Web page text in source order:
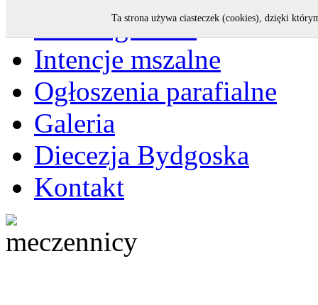
Strona główna
Intencje mszalne
Ogłoszenia parafialne
Galeria
Diecezja Bydgoska
Kontakt
Ta strona używa ciasteczek (cookies), dzięki